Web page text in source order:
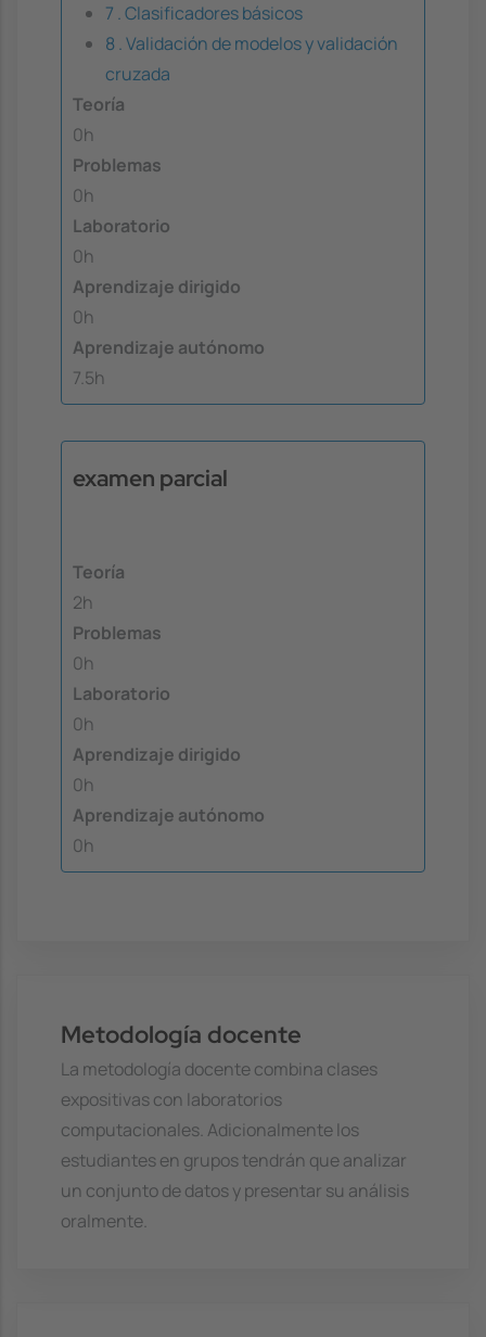
7 . Clasificadores básicos
8 . Validación de modelos y validación
cruzada
Teoría
0h
Problemas
0h
Laboratorio
0h
Aprendizaje dirigido
0h
Aprendizaje autónomo
7.5h
examen parcial
Teoría
2h
Problemas
0h
Laboratorio
0h
Aprendizaje dirigido
0h
Aprendizaje autónomo
0h
Metodología docente
La metodología docente combina clases
expositivas con laboratorios
computacionales. Adicionalmente los
estudiantes en grupos tendrán que analizar
un conjunto de datos y presentar su análisis
oralmente.